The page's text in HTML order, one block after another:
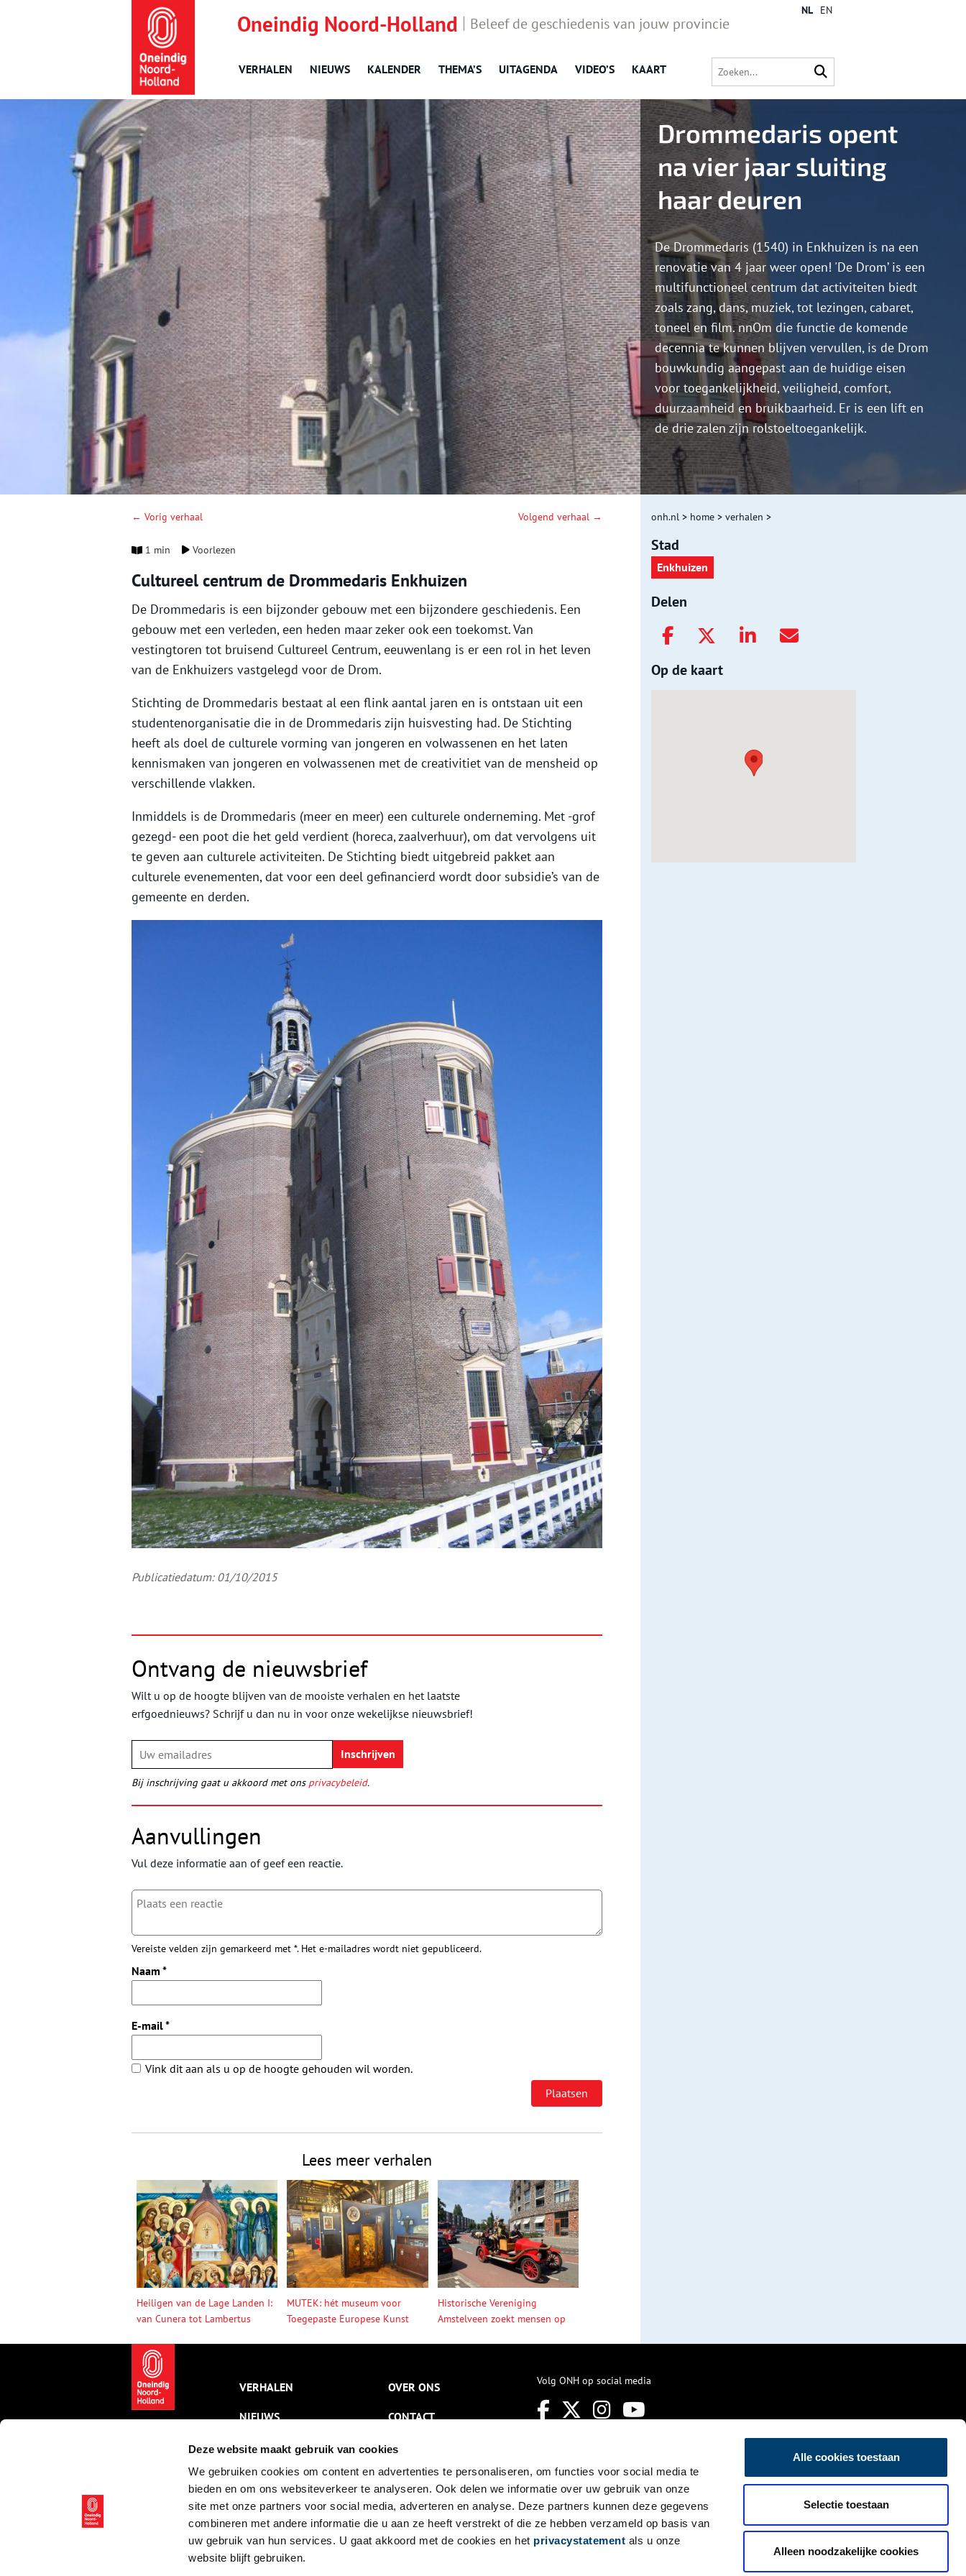
Deze website maakt gebruik van cookies
We gebruiken cookies om content en advertenties te personaliseren, om functies voor social media te
bieden en om ons websiteverkeer te analyseren. Ook delen we informatie over uw gebruik van onze
site met onze partners voor social media, adverteren en analyse. Deze partners kunnen deze gegevens
combineren met andere informatie die u aan ze heeft verstrekt of die ze hebben verzameld op basis van
uw gebruik van hun services. U gaat akkoord met de cookies en het privacystatement als u onze
website blijft gebruiken.
Alle cookies toestaan
Selectie toestaan
Alleen noodzakelijke cookies
Oneindig Noord-Holland Beleef de geschiedenis van jouw provincie
VERHALEN NIEUWS KALENDER THEMA’S UITAGENDA VIDEO’S KAART
NL EN
Drommedaris opent
na vier jaar sluiting
haar deuren
De Drommedaris (1540) in Enkhuizen is na een
renovatie van 4 jaar weer open! 'De Drom’ is een
multifunctioneel centrum dat activiteiten biedt
zoals zang, dans, muziek, tot lezingen, cabaret,
toneel en film. nnOm die functie de komende
decennia te kunnen blijven vervullen, is de Drom
bouwkundig aangepast aan de huidige eisen
voor toegankelijkheid, veiligheid, comfort,
duurzaamheid en bruikbaarheid. Er is een lift en
de drie zalen zijn rolstoeltoegankelijk.
← Vorig verhaal Volgend verhaal →
1 min Voorlezen
Cultureel centrum de Drommedaris Enkhuizen
De Drommedaris is een bijzonder gebouw met een bijzondere geschiedenis. Een
gebouw met een verleden, een heden maar zeker ook een toekomst. Van
vestingtoren tot bruisend Cultureel Centrum, eeuwenlang is er een rol in het leven
van de Enkhuizers vastgelegd voor de Drom.
Stichting de Drommedaris bestaat al een flink aantal jaren en is ontstaan uit een
studentenorganisatie die in de Drommedaris zijn huisvesting had. De Stichting
heeft als doel de culturele vorming van jongeren en volwassenen en het laten
kennismaken van jongeren en volwassenen met de creativitiet van de mensheid op
verschillende vlakken.
Inmiddels is de Drommedaris (meer en meer) een culturele onderneming. Met -grof
gezegd- een poot die het geld verdient (horeca, zaalverhuur), om dat vervolgens uit
te geven aan culturele activiteiten. De Stichting biedt uitgebreid pakket aan
culturele evenementen, dat voor een deel gefinancierd wordt door subsidie’s van de
gemeente en derden.
Publicatiedatum: 01/10/2015
Ontvang de nieuwsbrief
Wilt u op de hoogte blijven van de mooiste verhalen en het laatste
erfgoednieuws? Schrijf u dan nu in voor onze wekelijkse nieuwsbrief!
Bij inschrijving gaat u akkoord met ons privacybeleid.
Aanvullingen
Vul deze informatie aan of geef een reactie.
Vereiste velden zijn gemarkeerd met *. Het e-mailadres wordt niet gepubliceerd.
Naam *
E-mail*
Vink dit aan als u op de hoogte gehouden wil worden.
Lees meer verhalen
Heiligen van de Lage Landen I:
van Cunera tot Lambertus
MUTEK: hét museum voor
Toegepaste Europese Kunst
Historische Vereniging
Amstelveen zoekt mensen op
onh.nl > home > verhalen >
Stad
Enkhuizen
Delen
Op de kaart
VERHALEN
NIEUWS
KALENDER
THEMA’S
ACTIVITEITEN
VIDEO’S
OVER ONS
CONTACT
NIEUWSBRIEF
DISCLAIMER
PRIVACY
TOEGANKELIJKHEID
Volg ONH op social media